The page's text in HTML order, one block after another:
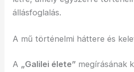
állásfoglalás.
A mű történelmi háttere és
A „Galilei élete” megírásának